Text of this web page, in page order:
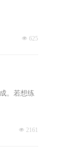
넶 625
。若想练
넶 2161